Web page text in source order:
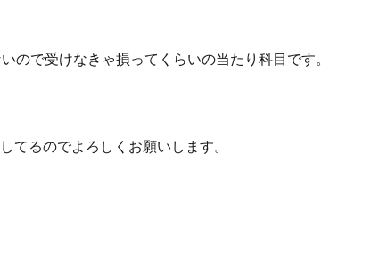
ので受けなきゃ損ってくらいの当たり科目です。
てるのでよろしくお願いします。